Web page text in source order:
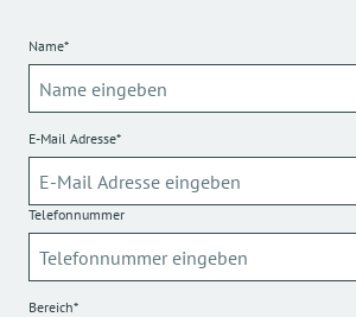
Name*
E-Mail Adresse*
Telefonnummer
Bereich*